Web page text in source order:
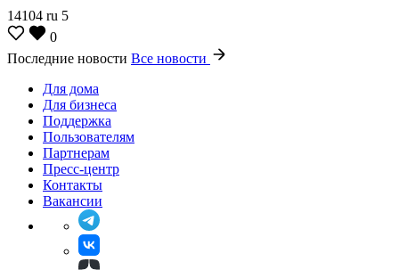
14104 ru 5
0
Последние новости Все новости
Для дома
Для бизнеса
Поддержка
Пользователям
Партнерам
Пресс-центр
Контакты
Вакансии